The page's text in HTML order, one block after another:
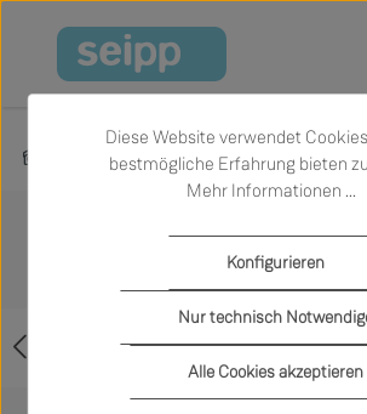
Zum Hauptinhalt springen
Produkte Licht Kabelloses Licht
Diese Website verwendet
bestmögliche Erfahrung bieten
Mehr Informationen ...
Nur technisch
Konfigurieren
Alle Cookies akzeptieren